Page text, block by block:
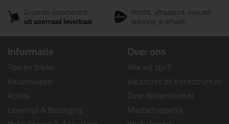
Grootste assortiment
uit voorraad leverbaar
PostNL afhaalpunt: kies zelf
wanneer je afhaalt
Informatie
Tips en tricks
Keuzehulpen
Acties
Levertijd & Bezorging
Over ons
Wie wij zijn?
Vacatures bij kitcentrum.nl
Over Kitcentrum.nl
Maatschappelijk